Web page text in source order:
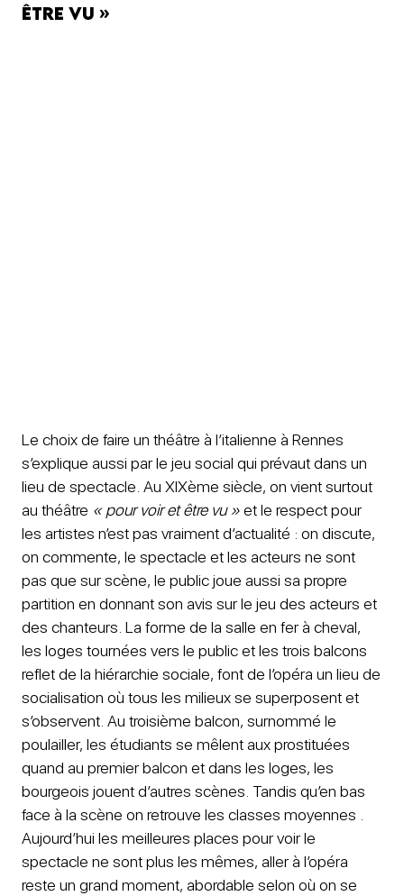
être vu »
Le choix de faire un théâtre à l’italienne à Rennes
s’explique aussi par le jeu social qui prévaut dans un
lieu de spectacle. Au XIXème siècle, on vient surtout
au théâtre « pour voir et être vu »et le respect pour
les artistes n’est pas vraiment d’actualité : on discute,
on commente, le spectacle et les acteurs ne sont
pas que sur scène, le public joue aussi sa propre
partition en donnant son avis sur le jeu des acteurs et
des chanteurs. La forme de la salle en fer à cheval,
les loges tournées vers le public et les trois balcons
reflet de la hiérarchie sociale, font de l’opéra un lieu de
socialisation où tous les milieux se superposent et
s’observent. Au troisième balcon, surnommé le
poulailler, les étudiants se mêlent aux prostituées
quand au premier balcon et dans les loges, les
bourgeois jouent d’autres scènes. Tandis qu’en bas
face à la scène on retrouve les classes moyennes .
Aujourd’hui les meilleures places pour voir le
spectacle ne sont plus les mêmes, aller à l’opéra
reste un grand moment, abordable selon où on se